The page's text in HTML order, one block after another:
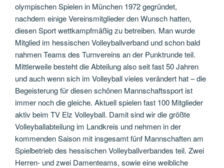
olympischen Spielen in München 1972 gegründet,
nachdem einige Vereinsmitglieder den Wunsch hatten,
diesen Sport wettkampfmäßig zu betreiben. Man wurde
Mitglied im hessischen Volleyballverband und schon bald
nahmen Teams des Turnvereins an der Punktrunde teil.
Mittlerweile besteht die Abteilung also seit fast 50 Jahren
und auch wenn sich im Volleyball vieles verändert hat – die
Begeisterung für diesen schönen Mannschaftssport ist
immer noch die gleiche. Aktuell spielen fast 100 Mitglieder
aktiv beim TV Elz Volleyball. Damit sind wir die größte
Volleyballabteilung im Landkreis und nehmen in der
kommenden Saison mit insgesamt fünf Mannschaften am
Spielbetrieb des hessischen Volleyballverbandes teil. Zwei
Herren- und zwei Damenteams, sowie eine weibliche